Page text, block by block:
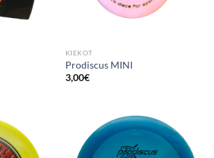
KIEKOT
Prodiscus MINI
3,00€